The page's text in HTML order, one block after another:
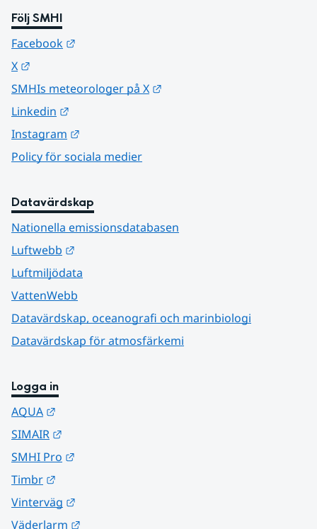
Följ SMHI
Facebook
X
SMHIs meteorologer på X
Linkedin
Instagram
Policy för sociala medier
Datavärdskap
Nationella emissionsdatabasen
Luftwebb
Luftmiljödata
VattenWebb
Datavärdskap, oceanografi och marinbiologi
Datavärdskap för atmosfärkemi
Logga in
AQUA
SIMAIR
SMHI Pro
Timbr
Vinterväg
Väderlarm